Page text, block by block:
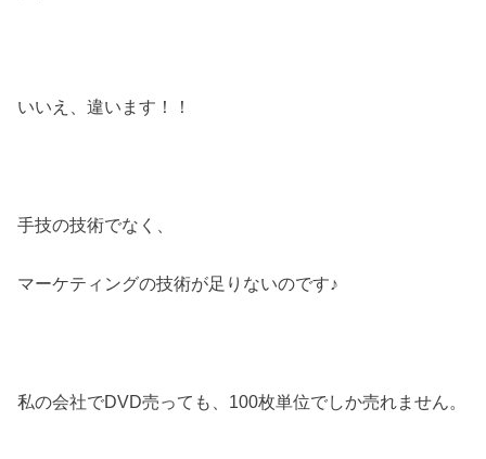
いいえ、違います！！
手技の技術でなく、
マーケティングの技術が足りないのです♪
私の会社でDVD売っても、100枚単位でしか売れません。